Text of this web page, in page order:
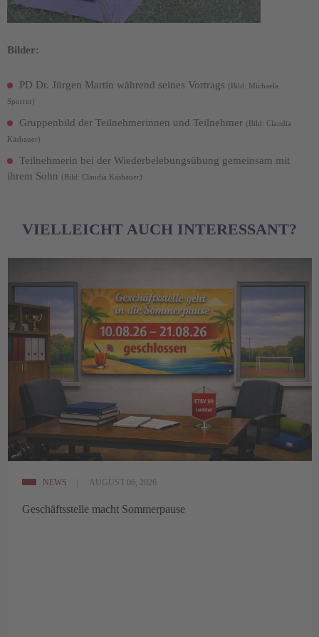
Bilder:
PD Dr. Jürgen Martin während seines Vortrags(Bild: Michaela
Sporrer)
Gruppenbild der Teilnehmerinnen und Teilnehmer(Bild: Claudia
Käsbauer)
Teilnehmerin bei der Wiederbelebungsübung gemeinsam mit
ihrem Sohn(Bild: Claudia Käsbauer)
VIELLEICHT AUCH INTERESSANT?
NEWS AUGUST 06, 2026
Geschäftsstelle macht Sommerpause